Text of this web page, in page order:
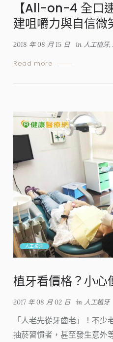
【All-on-4 全口
建咀嚼力與自信微
2018 年 08 月 15 日 in 人工植牙,
Read more
人工植牙
植牙看價格？小心
2017 年 08 月 02 日 in 人工植牙
「人老先從牙齒老」！不少
抽菸習慣者，甚至發生意外